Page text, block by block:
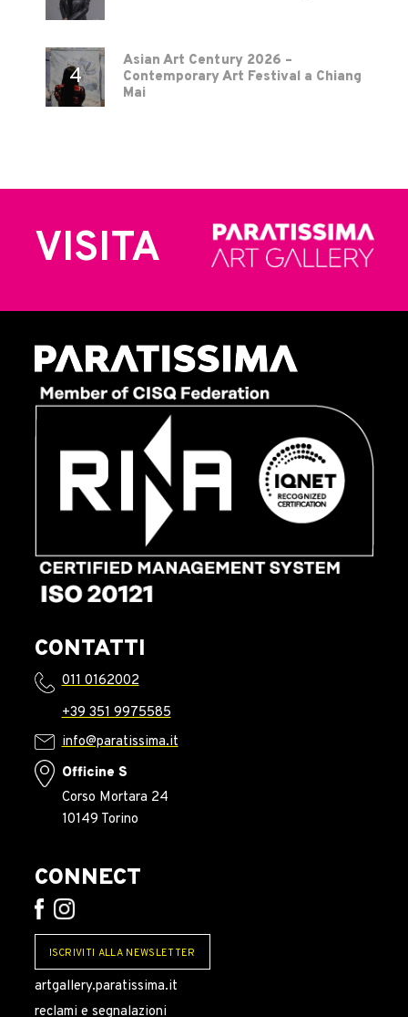
Asian Art Century 2026 –
Contemporary Art Festival a Chiang
Mai
VISITA
CONTATTI
011 0162002
+39 351 9975585
info@paratissima.it
Officine S
Corso Mortara 24
10149 Torino
CONNECT
ISCRIVITI ALLA NEWSLETTER
artgallery.paratissima.it
reclami e segnalazioni